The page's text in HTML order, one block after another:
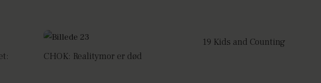
CHOK: Realitymor er død
19 Kids and Counting